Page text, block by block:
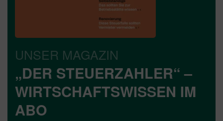
UNSER MAGAZIN
„DER STEUERZAHLER“ –
WIRTSCHAFTSWISSEN IM
ABO